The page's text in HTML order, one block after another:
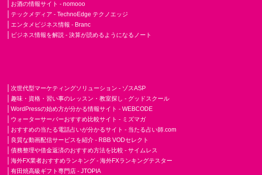
お酒の情報サイト - nomooo
テックメディア - TechnoEdge テクノエッジ
エンタメビジネス情報 - Branc
ビジネス情報を解説 - 決算が読めるようになるノート
次世代型マーケティングソリューション - ゾスASP
趣味・資格・習い事のレッスン・教室探し - グッドスクール
WordPressの始め方が分かる情報サイト - WEBCODE
ウォーターサーバーおすすめ比較サイト - ミズマガ
おすすめの当たる電話占いが分かるサイト - 当たる占い師.com
良質な動画配信サービスを紹介 - RBB VODセレクト
債務整理や借金返済のおすすめ方法を比較 - サイムレス
海外FX業者おすすめランキング - 海外FXランキングテスター
有田焼高級ギフト専門店 - JTOPIA